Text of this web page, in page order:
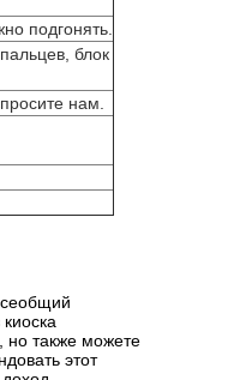
подгонять.
блок
нам.
но также можете
этот